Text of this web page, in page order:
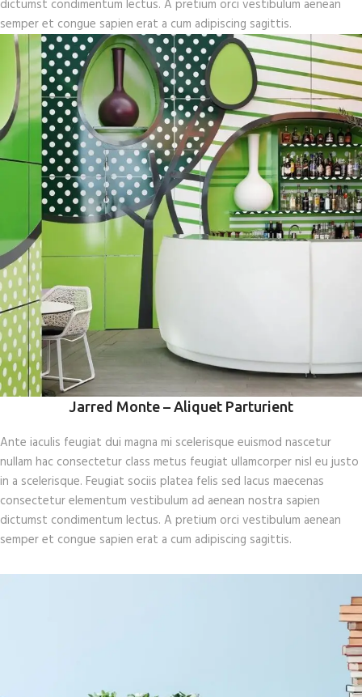
dictumst condimentum lectus. A pretium orci vestibulum aenean
semper et congue sapien erat a cum adipiscing sagittis.
Jarred Monte – Aliquet Parturient
Ante iaculis feugiat dui magna mi scelerisque euismod nascetur
nullam hac consectetur class metus feugiat ullamcorper nisl eu justo
in a scelerisque. Feugiat sociis platea felis sed lacus maecenas
consectetur elementum vestibulum ad aenean nostra sapien
dictumst condimentum lectus. A pretium orci vestibulum aenean
semper et congue sapien erat a cum adipiscing sagittis.